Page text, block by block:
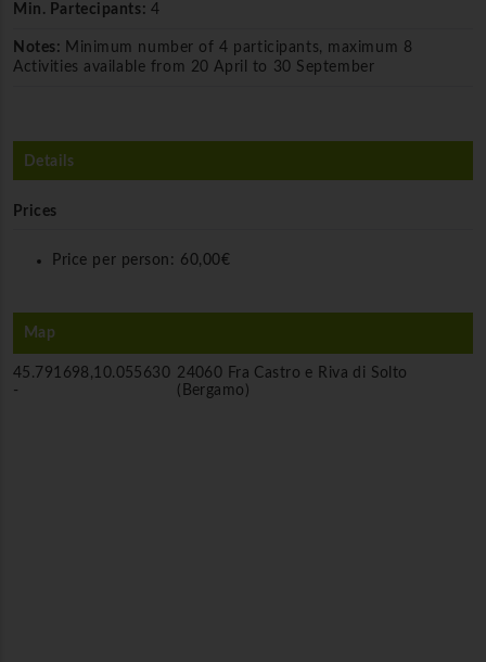
Min. Partecipants: 4
Notes: Minimum number of 4 participants, maximum 8
Activities available from 20 April to 30 September
Details
Prices
Price per person: 60,00€
Map
45.791698,10.055630
-
24060 Fra Castro e Riva di Solto
(Bergamo)